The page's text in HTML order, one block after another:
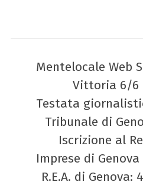
Mentelocale Web
Vittoria 6/6
Testata
Tribunale di
Iscrizione al
Imprese di Genova
R.E.A. di Genova: